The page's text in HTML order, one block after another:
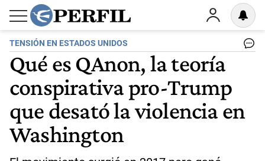
TENSIÓN EN ESTADOS UNIDOS
Qué es QAnon, la teoría
conspirativa pro-Trump
que desató la violencia en
Washington